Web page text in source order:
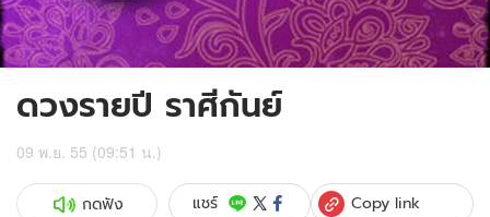
ดวงรายปี ราศีกันย์
09 พ.ย. 55 (09:51 น.)
กดฟัง แชร์ Copy link